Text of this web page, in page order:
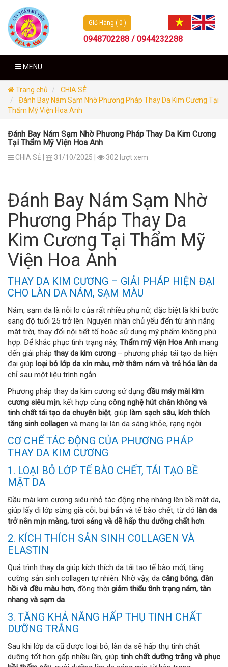
Giỏ Hàng ( 0 )
0948702288 / 0944232288
MENU
Trang chủ
CHIA SẺ
Đánh Bay Nám Sạm Nhờ Phương Pháp Thay Da Kim Cương Tại
Thẩm Mỹ Viện Hoa Anh
Đánh Bay Nám Sạm Nhờ Phương Pháp Thay Da Kim Cương
Tại Thẩm Mỹ Viện Hoa Anh
CHIA SẺ | 31/10/2025 | 302 lượt xem
Đánh Bay Nám Sạm Nhờ
Phương Pháp Thay Da
Kim Cương Tại Thẩm Mỹ
Viện Hoa Anh
THAY DA KIM CƯƠNG – GIẢI PHÁP HIỆN ĐẠI
CHO LÀN DA NÁM, SẠM MÀU
Nám, sạm da là nỗi lo của rất nhiều phụ nữ, đặc biệt là khi bước
sang độ tuổi 25 trở lên. Nguyên nhân chủ yếu đến từ ánh nắng
mặt trời, thay đổi nội tiết tố hoặc sử dụng mỹ phẩm không phù
hợp. Để khắc phục tình trạng này, Thẩm mỹ viện Hoa Anh mang
đến giải pháp thay da kim cương – phương pháp tái tạo da hiện
đại giúp loại bỏ lớp da xỉn màu, mờ thâm nám và trẻ hóa làn da
chỉ sau một liệu trình ngắn.
Phương pháp thay da kim cương sử dụng đầu máy mài kim
cương siêu mịn, kết hợp cùng công nghệ hút chân không và
tinh chất tái tạo da chuyên biệt, giúp làm sạch sâu, kích thích
tăng sinh collagen và mang lại làn da sáng khỏe, rạng ngời.
CƠ CHẾ TÁC ĐỘNG CỦA PHƯƠNG PHÁP
THAY DA KIM CƯƠNG
1. LOẠI BỎ LỚP TẾ BÀO CHẾT, TÁI TẠO BỀ
MẶT DA
Đầu mài kim cương siêu nhỏ tác động nhẹ nhàng lên bề mặt da,
giúp lấy đi lớp sừng già cỗi, bụi bẩn và tế bào chết, từ đó làn da
trở nên mịn màng, tươi sáng và dễ hấp thu dưỡng chất hơn.
2. KÍCH THÍCH SẢN SINH COLLAGEN VÀ
ELASTIN
Quá trình thay da giúp kích thích da tái tạo tế bào mới, tăng
cường sản sinh collagen tự nhiên. Nhờ vậy, da căng bóng, đàn
hồi và đều màu hơn, đồng thời giảm thiểu tình trạng nám, tàn
nhang và sạm da.
3. TĂNG KHẢ NĂNG HẤP THỤ TINH CHẤT
DƯỠNG TRẮNG
Sau khi lớp da cũ được loại bỏ, làn da sẽ hấp thụ tinh chất
dưỡng tốt hơn gấp nhiều lần, giúp tinh chất dưỡng trắng và phục